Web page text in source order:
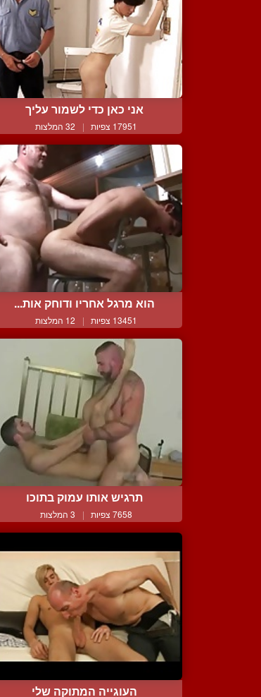
אני כאן כדי לשמור עליך
17951 צפיות | 32 המלצות
הוא מרגל אחריו ודוחק אות...
13451 צפיות | 12 המלצות
תרגיש אותו עמוק בתוכו
7658 צפיות | 3 המלצות
העוגייה המתוקה שלי